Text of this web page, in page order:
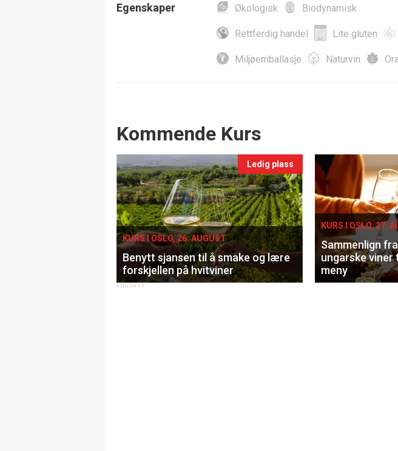
Egenskaper Økologisk Biodynamisk
Rettferdig handel Lite gluten
Miljøemballasje Naturvin
Events
Kommende Kurs
Ledig plass
KURS I OSLO, 26. AUGUST
Benytt sjansen til å smake og lære
forskjellen på hvitviner
KURS I OSLO, 27.
Sammenlign
ungarske
meny